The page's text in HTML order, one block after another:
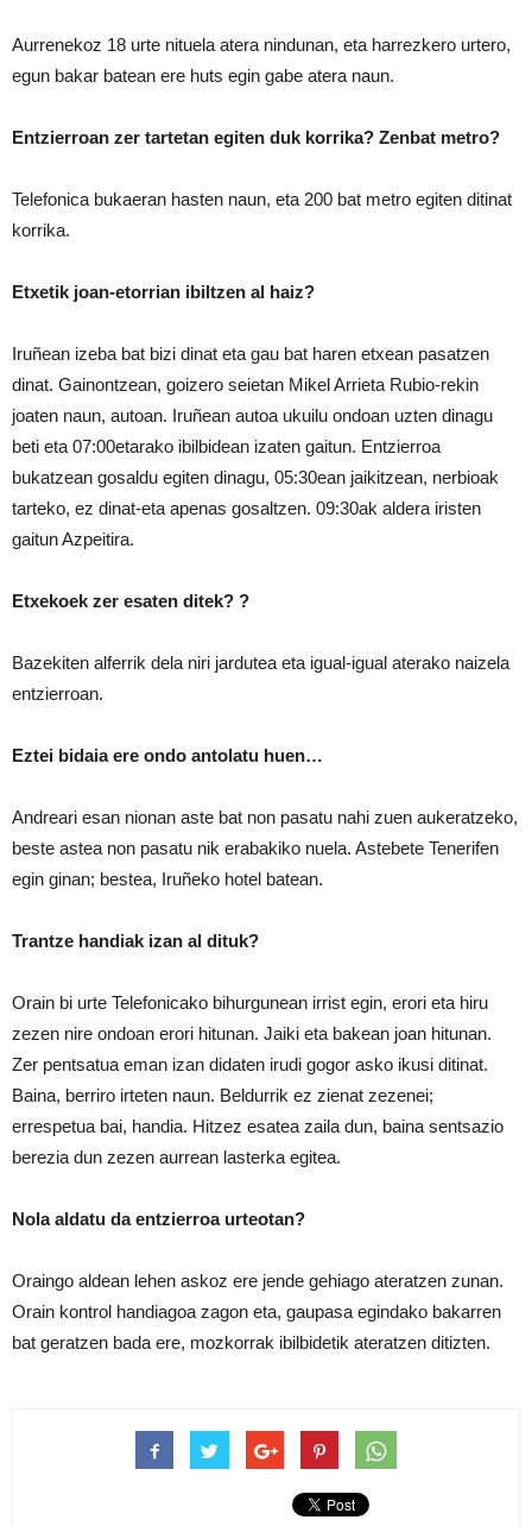
Aurrenekoz 18 urte nituela atera nindunan, eta harrezkero urtero,
egun bakar batean ere huts egin gabe atera naun.
Entzierroan zer tartetan egiten duk korrika? Zenbat metro?
Telefonica bukaeran hasten naun, eta 200 bat metro egiten ditinat
korrika.
Etxetik joan-etorrian ibiltzen al haiz?
Iruñean izeba bat bizi dinat eta gau bat haren etxean pasatzen
dinat. Gainontzean, goizero seietan Mikel Arrieta Rubio-rekin
joaten naun, autoan. Iruñean autoa ukuilu ondoan uzten dinagu
beti eta 07:00etarako ibilbidean izaten gaitun. Entzierroa
bukatzean gosaldu egiten dinagu, 05:30ean jaikitzean, nerbioak
tarteko, ez dinat-eta apenas gosaltzen. 09:30ak aldera iristen
gaitun Azpeitira.
Etxekoek zer esaten ditek? ?
Bazekiten alferrik dela niri jardutea eta igual-igual aterako naizela
entzierroan.
Eztei bidaia ere ondo antolatu huen…
Andreari esan nionan aste bat non pasatu nahi zuen aukeratzeko,
beste astea non pasatu nik erabakiko nuela. Astebete Tenerifen
egin ginan; bestea, Iruñeko hotel batean.
Trantze handiak izan al dituk?
Orain bi urte Telefonicako bihurgunean irrist egin, erori eta hiru
zezen nire ondoan erori hitunan. Jaiki eta bakean joan hitunan.
Zer pentsatua eman izan didaten irudi gogor asko ikusi ditinat.
Baina, berriro irteten naun. Beldurrik ez zienat zezenei;
errespetua bai, handia. Hitzez esatea zaila dun, baina sentsazio
berezia dun zezen aurrean lasterka egitea.
Nola aldatu da entzierroa urteotan?
Oraingo aldean lehen askoz ere jende gehiago ateratzen zunan.
Orain kontrol handiagoa zagon eta, gaupasa egindako bakarren
bat geratzen bada ere, mozkorrak ibilbidetik ateratzen ditizten.